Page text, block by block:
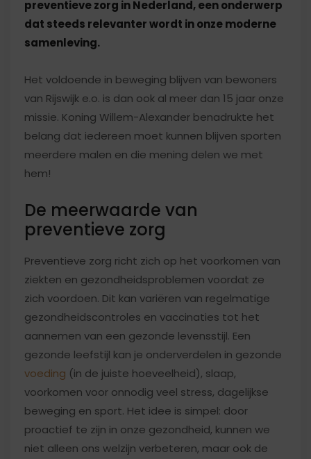
preventieve zorg in Nederland, een onderwerp
dat steeds relevanter wordt in onze moderne
samenleving.
Het voldoende in beweging blijven van bewoners
van Rijswijk e.o. is dan ook al meer dan 15 jaar onze
missie. Koning Willem-Alexander benadrukte het
belang dat iedereen moet kunnen blijven sporten
meerdere malen en die mening delen we met
hem!
De meerwaarde van
preventieve zorg
Preventieve zorg richt zich op het voorkomen van
ziekten en gezondheidsproblemen voordat ze
zich voordoen. Dit kan variëren van regelmatige
gezondheidscontroles en vaccinaties tot het
aannemen van een gezonde levensstijl. Een
gezonde leefstijl kan je onderverdelen in gezonde
voeding (in de juiste hoeveelheid), slaap,
voorkomen voor onnodig veel stress, dagelijkse
beweging en sport. Het idee is simpel: door
proactief te zijn in onze gezondheid, kunnen we
niet alleen ons welzijn verbeteren, maar ook de